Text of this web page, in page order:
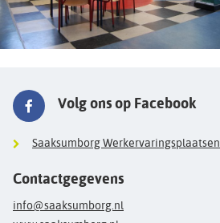
Volg ons op Facebook
Saaksumborg Werkervaringsplaatsen
Contactgegevens
info@saaksumborg.nl